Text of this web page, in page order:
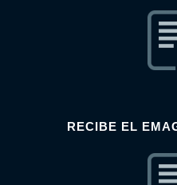
RECIBE EL